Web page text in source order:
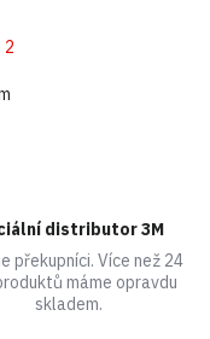
2
distributor 3M
překupníci. Více než 24
máme opravdu
skladem.